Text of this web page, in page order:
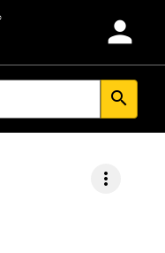
person
search
more_vert